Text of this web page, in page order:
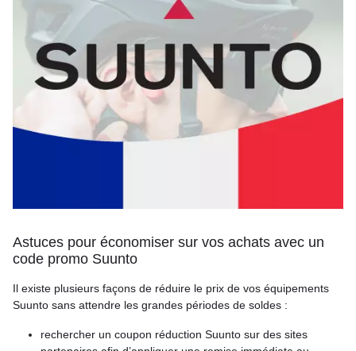
Astuces pour économiser sur vos achats avec un
code promo Suunto
Il existe plusieurs façons de réduire le prix de vos équipements
Suunto sans attendre les grandes périodes de soldes :
rechercher un coupon réduction Suunto sur des sites